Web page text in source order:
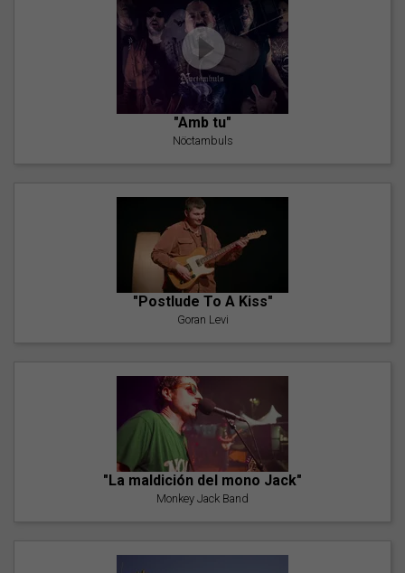
"Amb tu"
Nöctambuls
"Postlude To A Kiss"
Goran Levi
"La maldición del mono Jack"
Monkey Jack Band